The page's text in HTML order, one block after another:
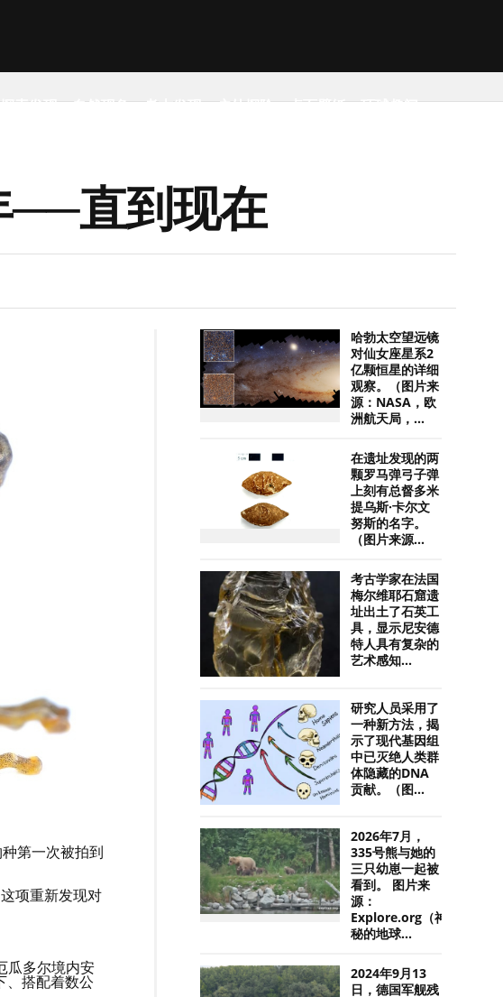
探索发现 自然现象 考古发现 户外探险 桌面壁纸 环球趣闻
──直到现在
第一次被拍到
项重新发现对
瓜多尔境内安
、搭配着数公
哈勃太空望远镜
对仙女座星系2
亿颗恒星的详细
观察。（图片来
源：NASA，欧
洲航天局，...
在遗址发现的两
颗罗马弹弓子弹
上刻有总督多米
提乌斯·卡尔文
努斯的名字。
（图片来源...
考古学家在法国
梅尔维耶石窟遗
址出土了石英工
具，显示尼安德
特人具有复杂的
艺术感知...
研究人员采用了
一种新方法，揭
示了现代基因组
中已灭绝人类群
体隐藏的DNA
贡献。（图...
2026年7月，
335号熊与她的
三只幼崽一起被
看到。 图片来
源：
Explore.org（神
秘的地球...
2024年9月13
日，德国军舰残